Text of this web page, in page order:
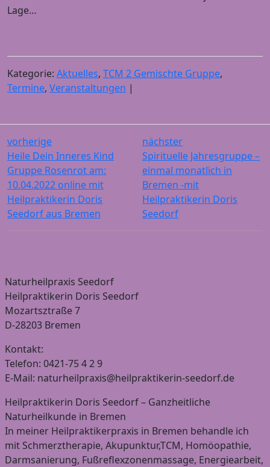
Lage…
Kategorie: Aktuelles, TCM 2 Gemischte Gruppe,
Termine, Veranstaltungen |
vorherige
Heile Dein Inneres Kind
Gruppe Rosenrot am:
10.04.2022 online mit
Heilpraktikerin Doris
Seedorf aus Bremen
nächster
Spirituelle Jahresgruppe –
einmal monatlich in
Bremen -mit
Heilpraktikerin Doris
Seedorf
Naturheilpraxis Seedorf
Heilpraktikerin Doris Seedorf
Mozartsztraße 7
D-28203 Bremen
Kontakt:
Telefon: 0421-75 4 2 9
E-Mail: naturheilpraxis@heilpraktikerin-seedorf.de
Heilpraktikerin Doris Seedorf – Ganzheitliche
Naturheilkunde in Bremen
In meiner Heilpraktikerpraxis in Bremen behandle ich
mit Schmerztherapie, Akupunktur,TCM, Homöopathie,
Darmsanierung, Fußreflexzonenmassage, Energiearbeit,